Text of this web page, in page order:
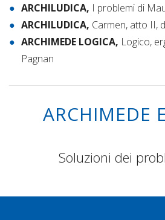
ARCHILUDICA, I problemi di
ARCHILUDICA, Carmen, atto II,
ARCHIMEDE LOGICA, Logico,
Pagnan
ARCHIMEDE
Soluzioni dei